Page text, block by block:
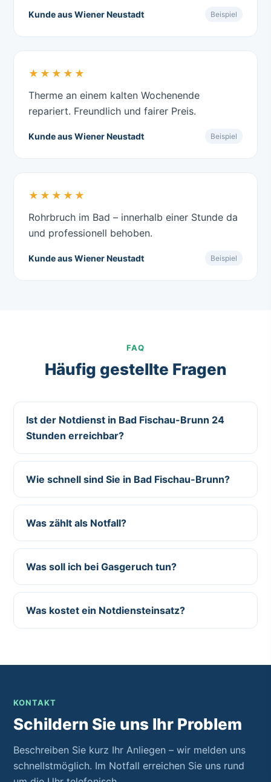
Kunde aus Wiener Neustadt Beispiel
★★★★★
Therme an einem kalten Wochenende
repariert. Freundlich und fairer Preis.
Kunde aus Wiener Neustadt Beispiel
★★★★★
Rohrbruch im Bad – innerhalb einer Stunde da
und professionell behoben.
Kunde aus Wiener Neustadt Beispiel
FAQ
Häufig gestellte Fragen
Ist der Notdienst in Bad Fischau-Brunn 24
Stunden erreichbar?
Wie schnell sind Sie in Bad Fischau-Brunn?
Was zählt als Notfall?
Was soll ich bei Gasgeruch tun?
Was kostet ein Notdiensteinsatz?
KONTAKT
Schildern Sie uns Ihr Problem
Beschreiben Sie kurz Ihr Anliegen – wir melden uns
schnellstmöglich. Im Notfall erreichen Sie uns rund